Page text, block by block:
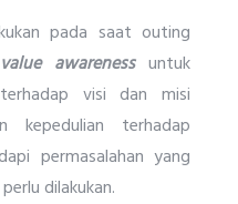
pada saat outing
awarenessuntuk
visi dan misi
kepedulian terhadap
permasalahan yang
dilakukan.